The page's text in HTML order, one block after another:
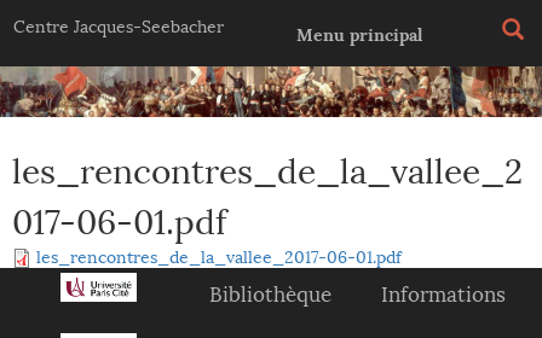
Centre Jacques-Seebacher Menu principal
les_rencontres_de_la_vallee_2
017-06-01.pdf
les_rencontres_de_la_vallee_2017-06-01.pdf
Bibliothèque Informations